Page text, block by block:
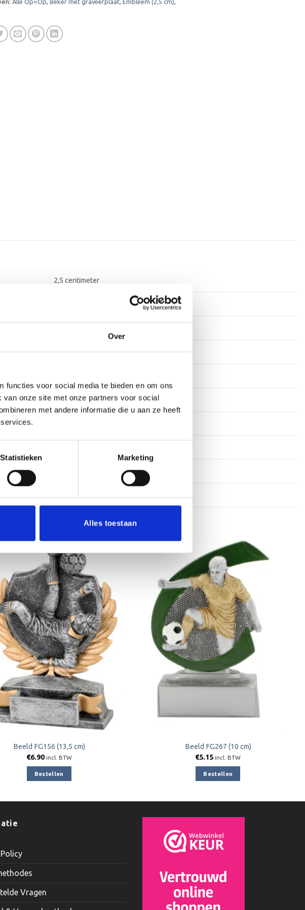
Over
functies voor social media te bieden en om ons
onze site met onze partners voor social
met andere informatie die u aan ze heeft
Statistieken Marketing
Alles toestaan
2,5 centimeter
Aluminium
3 regels
Toevoegen
aan
verlanglijst
Beeld FG156 (13,5 cm)
€6.90 incl. BTW
Bestellen
Beeld FG267 (10 cm)
€5.15 incl. BTW
Bestellen
Vragen